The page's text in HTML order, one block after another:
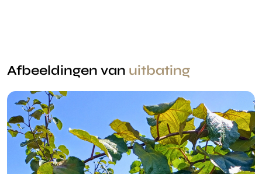
Afbeeldingen van uitbating